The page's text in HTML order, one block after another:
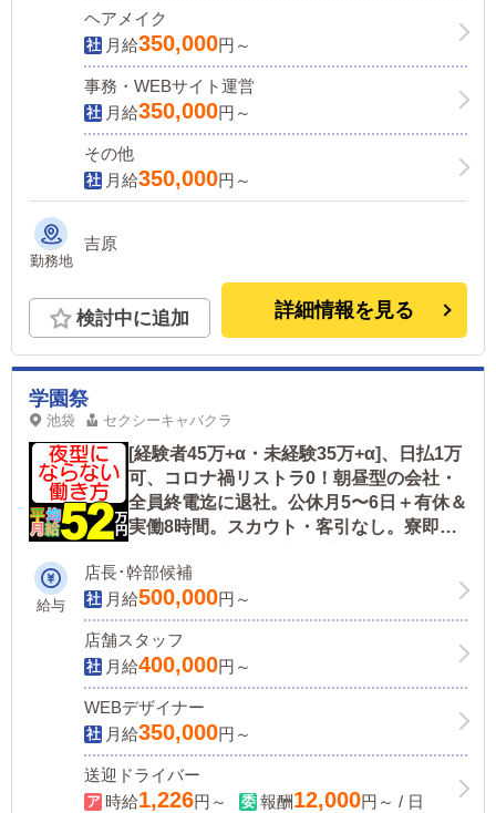
ヘアメイク
月給350,000円～
事務・WEBサイト運営
月給350,000円～
その他
月給350,000円～
勤務地
吉原
検討中に追加 詳細情報を見る
学園祭
池袋 セクシーキャバクラ
[経験者45万+α・未経験35万+α]、日払1万
可、コロナ禍リストラ0！朝昼型の会社・
全員終電迄に退社。公休月5〜6日＋有休＆
実働8時間。スカウト・客引なし。寮即入
給与
店長･幹部候補
月給500,000円～
店舗スタッフ
月給400,000円～
WEBデザイナー
月給350,000円～
送迎ドライバー
時給1,226円～ 報酬12,000円～ / 日